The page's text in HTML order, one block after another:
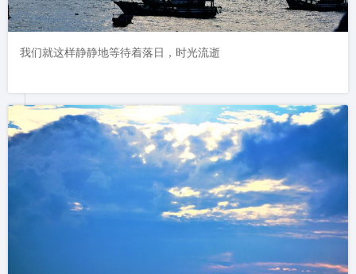
我们就这样静静地等待着落日，时光流逝